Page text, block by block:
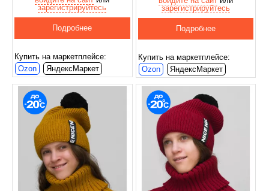
зарегистрируйтесь
Подробнее
Купить на маркетплейсе:
Ozon
ЯндексМаркет
зарегистрируйтесь
Подробнее
Купить на маркетплейсе:
Ozon
ЯндексМаркет